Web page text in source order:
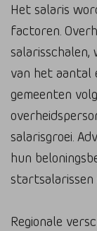
Het salaris
factoren.
salarisschalen,
van het aantal
gemeenten
salarisgroei.
hun
Regionale